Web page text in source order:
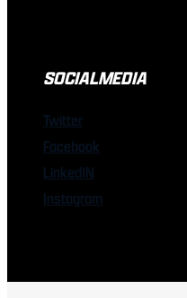
SOCIALMEDIA
Twitter
Facebook
LinkedIN
Instagram